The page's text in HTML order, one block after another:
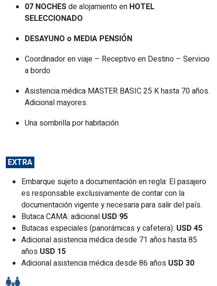
07 NOCHESde alojamiento en HOTEL
SELECCIONADO
DESAYUNO o MEDIA PENSIÓN
Coordinador en viaje – Receptivo en Destino – Servicio
a bordo
Asistencia médica MASTER BASIC 25 K hasta 70 años.
Adicional mayores.
Una sombrilla por habitación
EXTRA
Embarque sujeto a documentación en regla: El pasajero
es responsable exclusivamente de contar con la
documentación vigente y necesaria para salir del país.
Butaca CAMA: adicional USD 95
Butacas especiales (panorámicas y cafetera): USD 45
Adicional asistencia médica desde 71 años hasta 85
años USD 15
Adicional asistencia médica desde 86 años USD 30